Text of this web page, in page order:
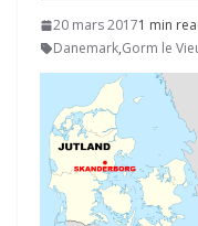
20 mars 20171 min
Danemark,Gorm le